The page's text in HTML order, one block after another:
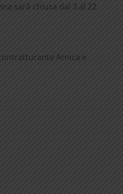
sarà chiusa dal 3 al 22
Arnica e